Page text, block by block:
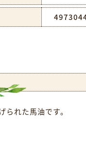
れた馬油です。